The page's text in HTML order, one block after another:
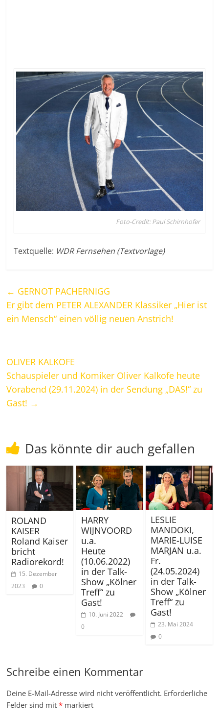
Foto-Credit: Paul Schirnhofer
Textquelle: WDR Fernsehen (Textvorlage)
← GERNOT PACHERNIGG
Er gibt dem PETER ALEXANDER Klassiker „Hier ist
ein Mensch“ einen völlig neuen Anstrich!
OLIVER KALKOFE
Schauspieler und Komiker Oliver Kalkofe heute
Vorabend (29.11.2024) in der Sendung „DAS!“ zu
Gast! →
Das könnte dir auch gefallen
ROLAND
KAISER
Roland Kaiser
bricht
Radiorekord!
15. Dezember
2023
0
HARRY
WIJNVOORD
u.a.
Heute
(10.06.2022)
in der Talk-
Show „Kölner
Treff“ zu
Gast!
10. Juni 2022
0
LESLIE
MANDOKI,
MARIE-LUISE
MARJAN u.a.
Fr.
(24.05.2024)
in der Talk-
Show „Kölner
Treff“ zu
Gast!
23. Mai 2024
0
Schreibe einen Kommentar
Deine E-Mail-Adresse wird nicht veröffentlicht. Erforderliche
Felder sind mit* markiert